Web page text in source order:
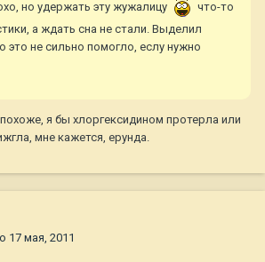
но удержать эту жужалицу
что-то
а ждать сна не стали. Выделил
это не сильно помогло, еслу нужно
я бы хлоргексидином протерла или
мне кажется, ерунда.
17 мая, 2011